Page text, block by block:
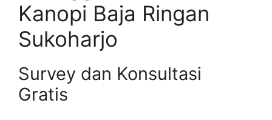
Kanopi Baja Ringan
Sukoharjo
Survey dan Konsultasi
Gratis